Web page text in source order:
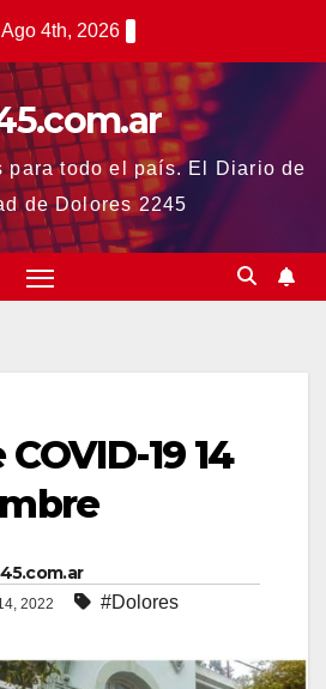
Ago 4th, 2026
para todo el país. El Diario de
de Dolores 2245
19 14
2022 #Dolores